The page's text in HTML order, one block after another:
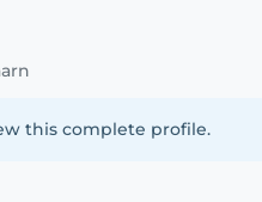
this complete profile.